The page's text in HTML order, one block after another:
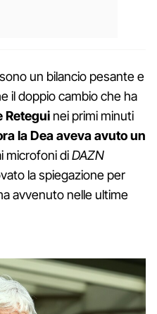
un bilancio pesante e
il doppio cambio che ha
Retegui nei primi minuti
la Dea aveva avuto un
microfoni diDAZN
la spiegazione per
avvenuto nelle ultime